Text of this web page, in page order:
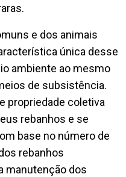
e dos animais
única desse
ambiente ao mesmo
de subsistência.
propriedade coletiva
rebanhos e se
base no número de
rebanhos
manutenção dos